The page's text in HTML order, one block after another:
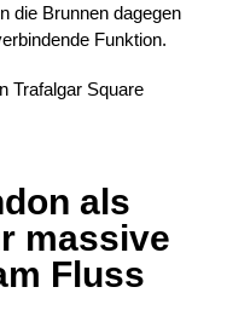
die Brunnen dagegen
Funktion.
als
massive
Fluss